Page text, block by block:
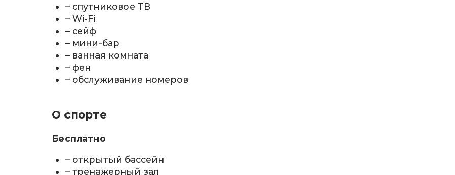
– спутниковое ТВ
– Wi-Fi
– сейф
– мини-бар
– ванная комната
– фен
– обслуживание номеров
О спорте
Бесплатно
– открытый бассейн
– тренажерный зал